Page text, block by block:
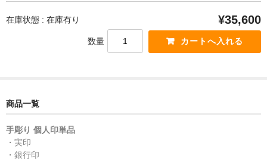
在庫状態 : 在庫有り ¥35,600
数量
商品一覧
手彫り 個人印単品
・実印
・銀行印